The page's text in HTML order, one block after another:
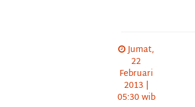
Jumat,
22
Februari
2013 |
05:30 wib